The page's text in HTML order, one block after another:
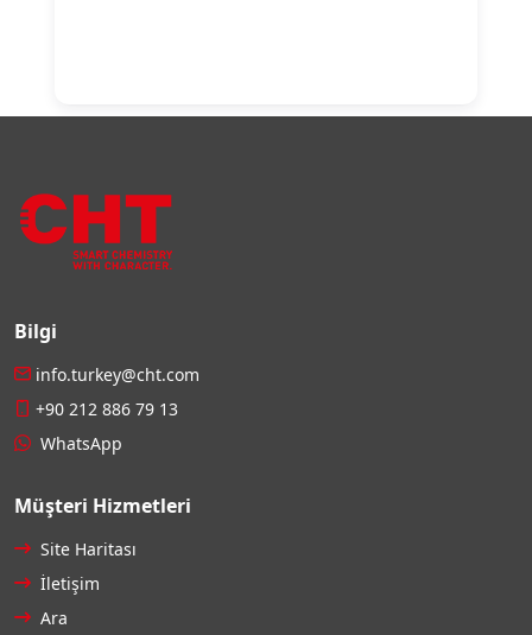
Bilgi
info.turkey@cht.com
+90 212 886 79 13
WhatsApp
Müşteri Hizmetleri
Site Haritası
İletişim
Ara